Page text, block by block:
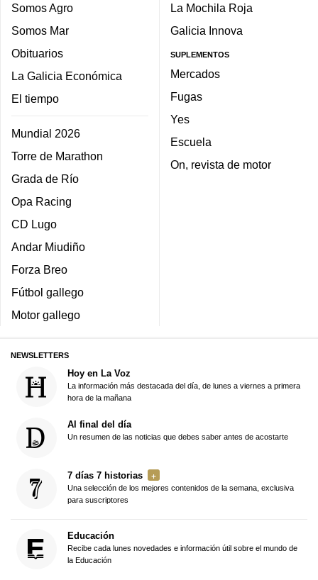
Somos Agro
Somos Mar
Obituarios
La Galicia Económica
El tiempo
Mundial 2026
Torre de Marathon
Grada de Río
Opa Racing
CD Lugo
Andar Miudiño
Forza Breo
Fútbol gallego
Motor gallego
La Mochila Roja
Galicia Innova
SUPLEMENTOS
Mercados
Fugas
Yes
Escuela
On, revista de motor
NEWSLETTERS
Hoy en La Voz
La información más destacada del día, de lunes a viernes a primera
hora de la mañana
Al final del día
Un resumen de las noticias que debes saber antes de acostarte
7 días 7 historias
Una selección de los mejores contenidos de la semana, exclusiva
para suscriptores
Educación
Recibe cada lunes novedades e información útil sobre el mundo de
la Educación